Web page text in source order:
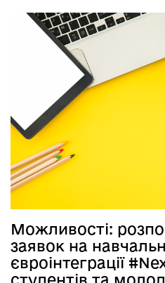
Можливості:
заявок на
євроінтеграції
студентів та